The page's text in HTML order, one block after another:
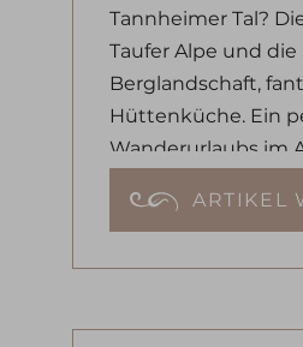
Tannheimer Tal?
Taufer Alpe und
Berglandschaft,
Hüttenküche. Ein
Wanderurlaubs im
ARTIKEL